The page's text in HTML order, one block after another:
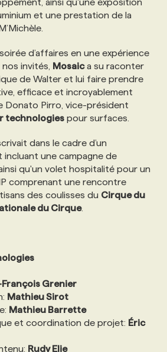
NOS FORMATIONS
DE SUBVENTIONS
NOUS
ainsi qu'une exposition
et une prestation de la
d’affaires en une expérience
invités, Mosaica su raconter
de Walter et lui faire prendre
efficace et incroyablement
Donato Pirro, vice-président
technologies pour surfaces.
dans le cadre d’un
une campagne de
qu'un volet hospitalité pour un
comprenant une rencontre
des coulisses du Cirque du
du Cirque.
François Grenier
Mathieu Sirot
Mathieu Barrette
et coordination de projet: Éric
Rudy Elie